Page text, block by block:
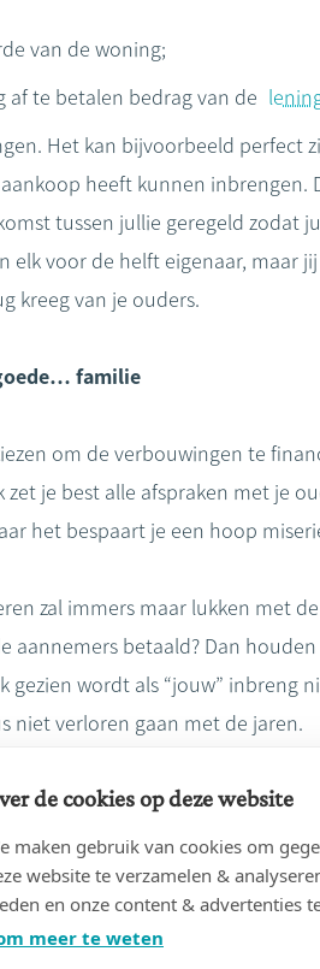
van de woning;
af te betalen bedrag van de
Het kan bijvoorbeeld perfect
heeft kunnen inbrengen.
tussen jullie geregeld zodat
elk voor de helft eigenaar, maar
kreeg van je ouders.
familie
om de verbouwingen te
zet je best alle afspraken met je
het bespaart je een hoop
zal immers maar lukken met
aannemers betaald? Dan
gezien wordt als “jouw” inbreng
niet verloren gaan met de jaren.
denk aan een digitale kluis!
documenten zoals
inIzimi, een online digitale
originelen (die je nodig hebt als
de cookies op deze website
maken gebruik van cookies om
website te verzamelen &
en onze content & advertenties
meer te weten